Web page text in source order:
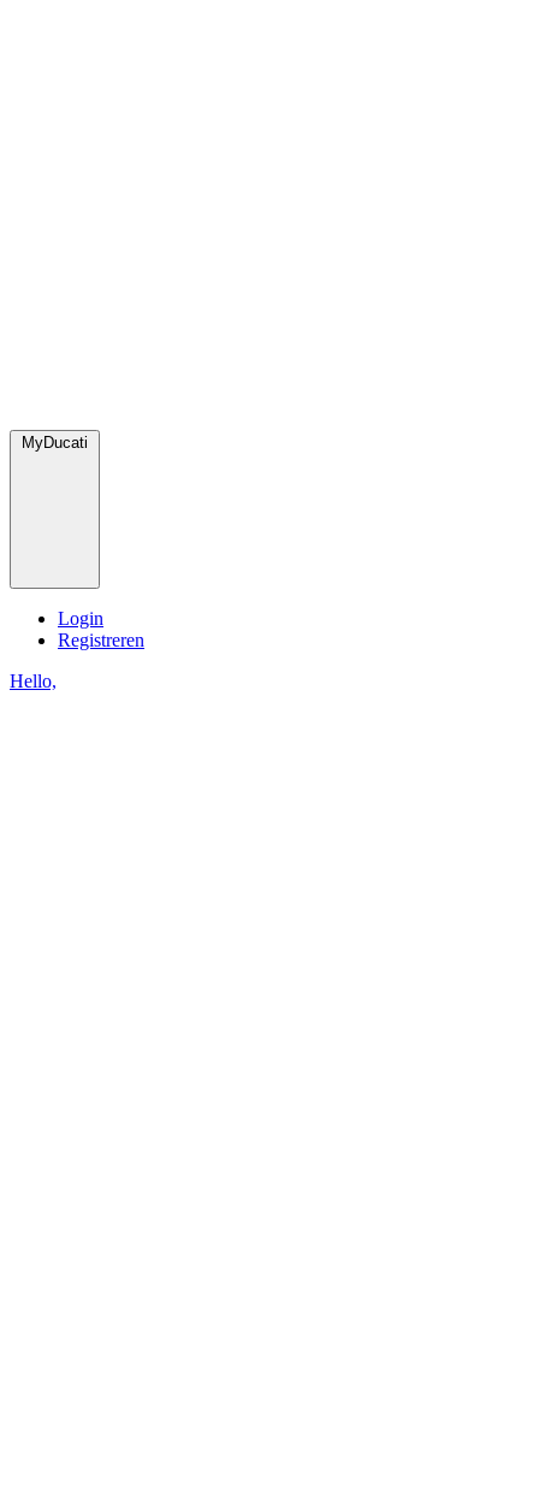
MyDucati
Login
Registreren
Hello,